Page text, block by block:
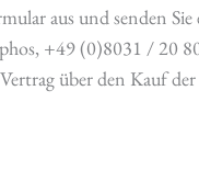
aus und senden Sie
+49 (0)8031 / 20
über den Kauf